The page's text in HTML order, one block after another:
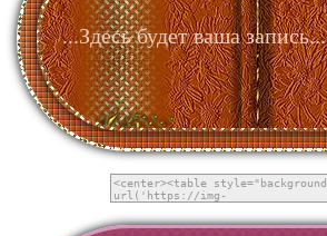
...Здесь будет ваша запись...